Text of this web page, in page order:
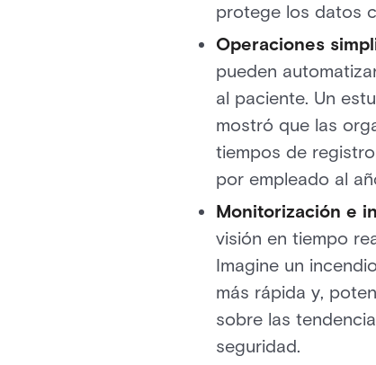
protege los datos
Operaciones
pueden
al paciente. Un
mostró que las
tiempos de
por empleado al
Monitorización e
visión en tiempo
Imagine un
más rápida y,
sobre las
seguridad.